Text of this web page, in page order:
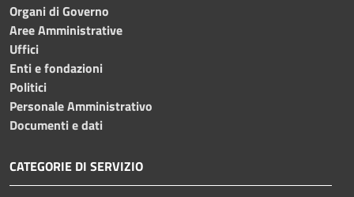
Organi di Governo
Aree Amministrative
Uffici
Enti e fondazioni
Politici
Personale Amministrativo
Documenti e dati
CATEGORIE DI SERVIZIO